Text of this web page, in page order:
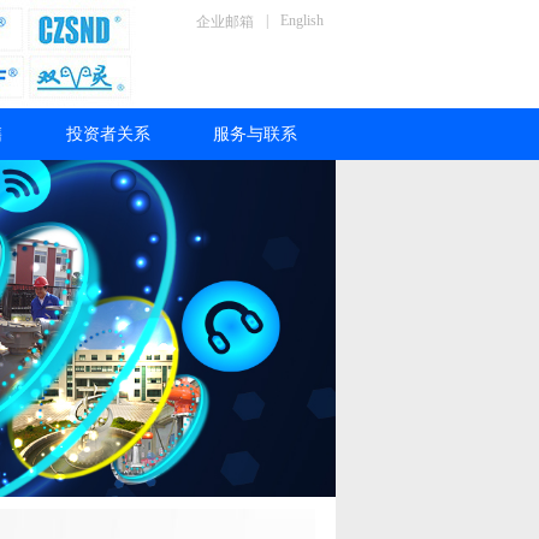
企业邮箱 English
投资者关系 服务与联系